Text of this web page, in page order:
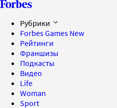
Рубрики
Forbes Games New
Рейтинги
Франшизы
Подкасты
Видео
Life
Woman
Sport